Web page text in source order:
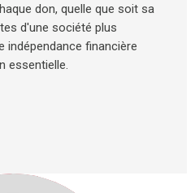
don, quelle que soit sa
d'une société plus
indépendance financière
essentielle.